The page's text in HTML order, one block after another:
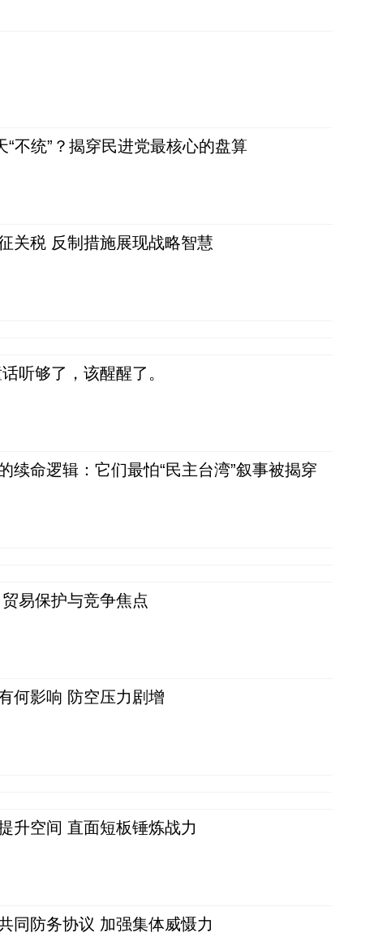
“不统”？揭穿民进党最核心的盘算
关税 反制措施展现战略智慧
听够了，该醒醒了。
续命逻辑：它们最怕“民主台湾”叙事被揭穿
易保护与竞争焦点
何影响 防空压力剧增
升空间 直面短板锤炼战力
同防务协议 加强集体威慑力